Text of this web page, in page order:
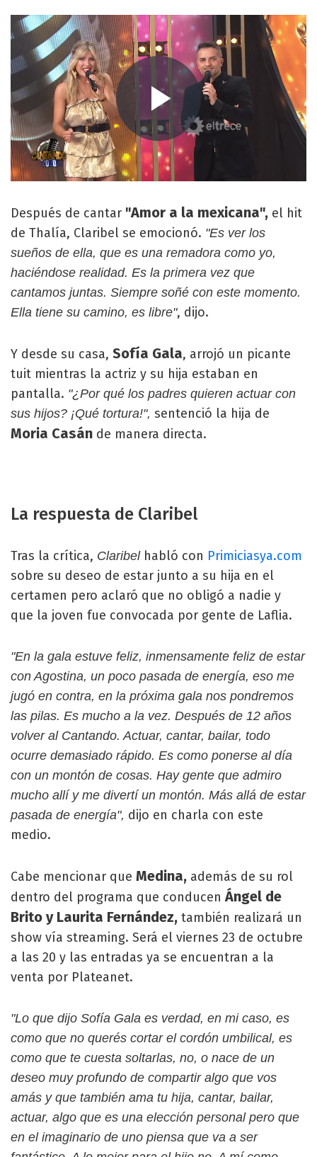
Después de cantar "Amor a la mexicana", el hit
de Thalía, Claribel se emocionó. "Es ver los
sueños de ella, que es una remadora como yo,
haciéndose realidad. Es la primera vez que
cantamos juntas. Siempre soñé con este momento.
Ella tiene su camino, es libre", dijo.
Y desde su casa, Sofía Gala, arrojó un picante
tuit mientras la actriz y su hija estaban en
pantalla. "¿Por qué los padres quieren actuar con
sus hijos? ¡Qué tortura!", sentenció la hija de
Moria Casán de manera directa.
La respuesta de Claribel
Tras la crítica, Claribelhabló con Primiciasya.com
sobre su deseo de estar junto a su hija en el
certamen pero aclaró que no obligó a nadie y
que la joven fue convocada por gente de Laflia.
"En la gala estuve feliz, inmensamente feliz de estar
con Agostina, un poco pasada de energía, eso me
jugó en contra, en la próxima gala nos pondremos
las pilas. Es mucho a la vez. Después de 12 años
volver al Cantando. Actuar, cantar, bailar, todo
ocurre demasiado rápido. Es como ponerse al día
con un montón de cosas. Hay gente que admiro
mucho allí y me divertí un montón. Más allá de estar
pasada de energía", dijo en charla con este
medio.
Cabe mencionar que Medina, además de su rol
dentro del programa que conducenÁngel de
Brito y Laurita Fernández, también realizará un
show vía streaming. Será el viernes 23 de octubre
a las 20 y las entradas ya se encuentran a la
venta por Plateanet.
"Lo que dijo Sofía Gala es verdad, en mi caso, es
como que no querés cortar el cordón umbilical, es
como que te cuesta soltarlas, no, o nace de un
deseo muy profundo de compartir algo que vos
amás y que también ama tu hija, cantar, bailar,
actuar, algo que es una elección personal pero que
en el imaginario de uno piensa que va a ser